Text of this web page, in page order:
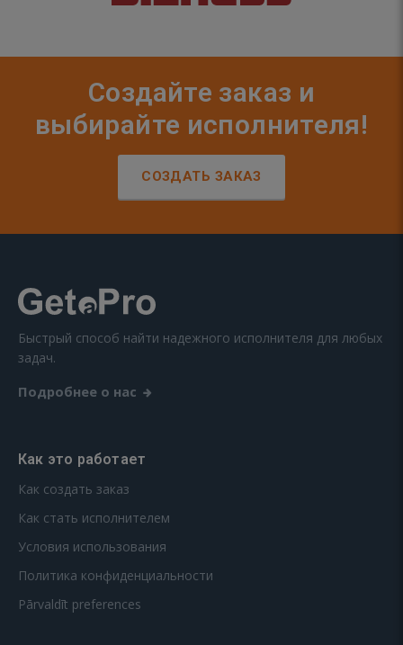
Создайте заказ и
выбирайте исполнителя!
СОЗДАТЬ ЗАКАЗ
Быстрый способ найти надежного исполнителя для любых
задач.
Подробнее о нас
Как это работает
Как создать заказ
Как стать исполнителем
Условия использования
Политика конфиденциальности
Pārvaldīt preferences